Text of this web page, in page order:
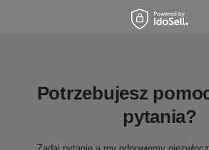
Potrzebujesz
pytania?